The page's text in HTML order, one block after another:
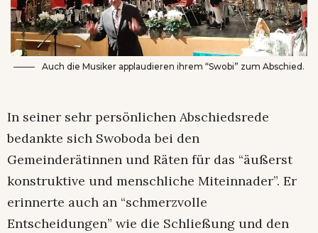
Auch die Musiker applaudieren ihrem “Swobi” zum Abschied.
In seiner sehr persönlichen Abschiedsrede
bedankte sich Swoboda bei den
Gemeinderätinnen und Räten für das “äußerst
konstruktive und menschliche Miteinnader”. Er
erinnerte auch an “schmerzvolle
Entscheidungen” wie die Schließung und den